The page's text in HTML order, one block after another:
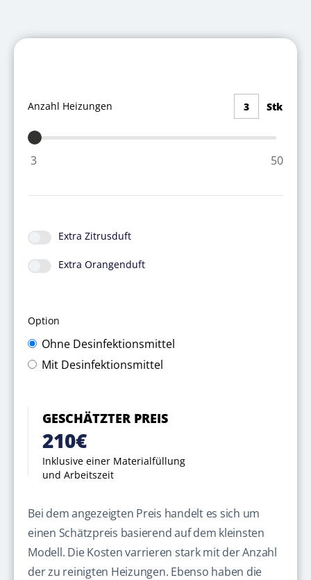
Anzahl Heizungen Stk
3
3 50
Bei dem angezeigten Preis handelt es sich um
einen Schätzpreis basierend auf dem kleinsten
Modell. Die Kosten varrieren stark mit der Anzahl
der zu reinigten Heizungen. Ebenso haben die
Option
Ohne Desinfektionsmittel
Mit Desinfektionsmittel
Extra Zitrusduft
Extra Orangenduft
GESCHÄTZTER PREIS
210€
Inklusive einer Materialfüllung
und Arbeitszeit